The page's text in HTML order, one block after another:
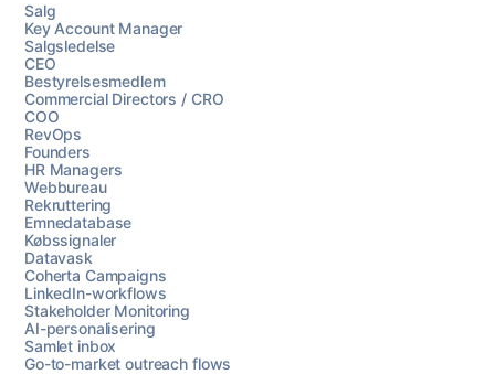
Salg
Key Account Manager
Salgsledelse
CEO
Bestyrelsesmedlem
Commercial Directors / CRO
COO
RevOps
Founders
HR Managers
Webbureau
Rekruttering
Emnedatabase
Købssignaler
Datavask
Coherta Campaigns
LinkedIn-workflows
Stakeholder Monitoring
AI-personalisering
Samlet inbox
Go-to-market outreach flows